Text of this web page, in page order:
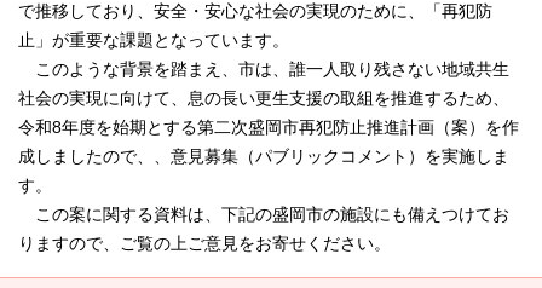
で推移しており、安全・安心な社会の実現のために、「再犯防
止」が重要な課題となっています。
このような背景を踏まえ、市は、誰一人取り残さない地域共生
社会の実現に向けて、息の長い更生支援の取組を推進するため、
令和8年度を始期とする第二次盛岡市再犯防止推進計画（案）を作
成しましたので、、意見募集（パブリックコメント）を実施しま
す。
この案に関する資料は、下記の盛岡市の施設にも備えつけてお
りますので、ご覧の上ご意見をお寄せください。